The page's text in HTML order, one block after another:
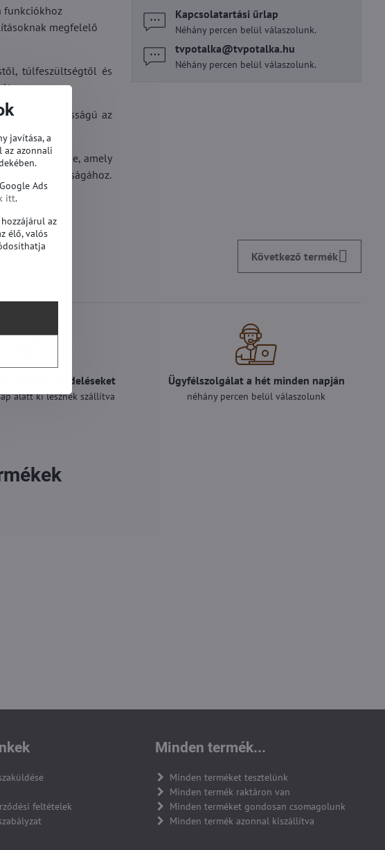
funkciókhoz
megfelelő
túlfeszültségtől és
kulcsfontosságú az
eleme, amely
megbízhatóságához.
Kapcsolatartási űrlap
Néhány percen belül válaszolunk.
tvpotalka​@tvpotalka​.hu
Néhány percen belül válaszolunk.
Következő termék
leadott rendeléseket
alatt ki lesznek szállítva
Ügyfélszolgálat a hét minden napján
néhány percen belül válaszolunk
feltételek
Minden termék...
Minden terméket tesztelünk
Minden termék raktáron van
Minden terméket gondosan csomagolunk
Minden termék azonnal kiszállítva
javítása, a
az azonnali
Ads
itt.
az
élő, valós